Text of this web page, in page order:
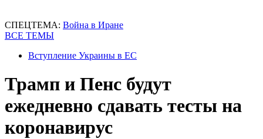
СПЕЦТЕМА: Война в Иране
ВСЕ ТЕМЫ
Вступление Украины в ЕС
Трамп и Пенс будут
ежедневно сдавать тесты на
коронавирус